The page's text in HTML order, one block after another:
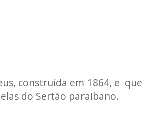
construída em 1864, e que
do Sertão paraibano.